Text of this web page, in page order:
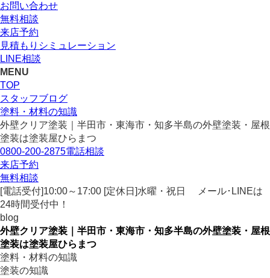
お問い合わせ
無料相談
来店予約
見積もりシミュレーション
LINE相談
MENU
TOP
スタッフブログ
塗料・材料の知識
外壁クリア塗装｜半田市・東海市・知多半島の外壁塗装・屋根
塗装は塗装屋ひらまつ
0800-200-2875電話相談
来店予約
無料相談
[電話受付]10:00～17:00 [定休日]水曜・祝日
メール･LINEは
24時間受付中！
blog
外壁クリア塗装｜半田市・東海市・知多半島の外壁塗装・屋根
塗装は塗装屋ひらまつ
塗料・材料の知識
塗装の知識